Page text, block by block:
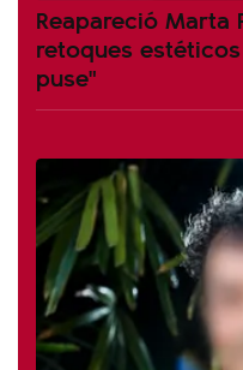
Reapareció
retoques
puse"